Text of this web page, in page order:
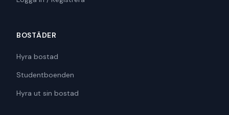
BOSTÄDER
Hyra bostad
Studentboenden
Hyra ut sin bostad